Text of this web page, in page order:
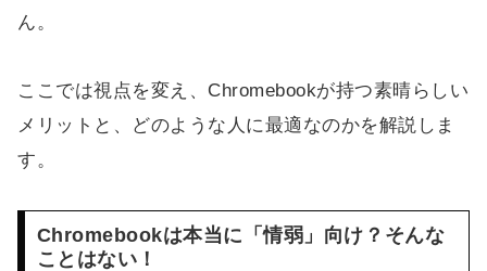
ん。
ここでは視点を変え、Chromebookが持つ素晴らしい
メリットと、どのような人に最適なのかを解説しま
す。
Chromebookは本当に「情弱」向け？そんな
ことはない！